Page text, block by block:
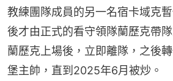
教練團隊成員的另一名宿卡域克
後才由正式的看守領隊蘭歷克帶
蘭歷克上場後，立即離隊，之後
堡主帥，直到2025年6月被炒。